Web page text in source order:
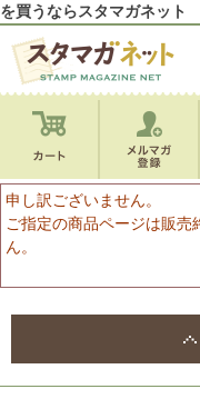
を買うならスタマガネット
申し訳ございません。
ご指定の商品ページは販
ん。